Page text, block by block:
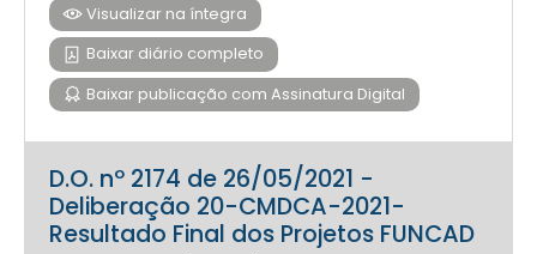
Visualizar na íntegra
Baixar diário completo
Baixar publicação com Assinatura Digital
D.O. nº 2174 de 26/05/2021 -
Deliberação 20-CMDCA-2021-
Resultado Final dos Projetos FUNCAD